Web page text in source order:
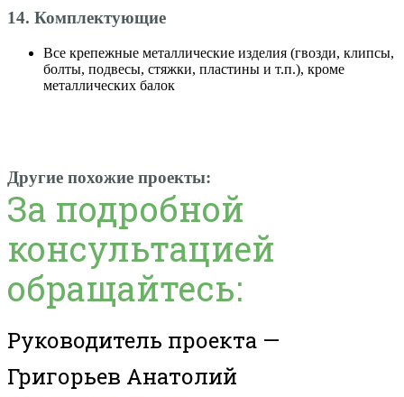
14. Комплектующие
Все крепежные металлические изделия (гвозди, клипсы,
болты, подвесы, стяжки, пластины и т.п.), кроме
металлических балок
Другие похожие проекты:
За подробной
консультацией
обращайтесь:
Руководитель проекта —
Григорьев Анатолий